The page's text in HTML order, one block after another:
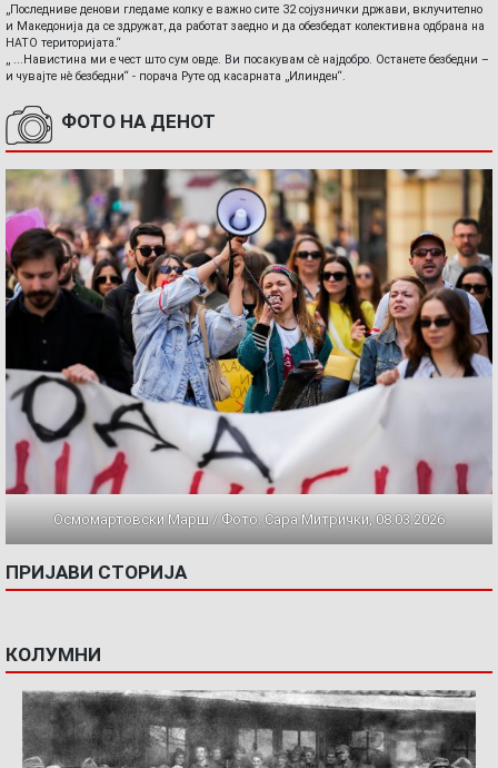
„Последниве денови гледаме колку е важно сите 32 сојузнички држави, вклучително
и Македонија да се здружат, да работат заедно и да обезбедат колективна одбрана на
НАТО територијата.“
„ ...Навистина ми е чест што сум овде. Ви посакувам сè најдобро. Останете безбедни –
и чувајте нè безбедни“ - порача Руте од касарната „Илинден“.
ФОТО НА ДЕНОТ
Осмомартовски Марш / Фото: Сара Митрички, 08.03.2026
ПРИЈАВИ СТОРИЈА
КОЛУМНИ